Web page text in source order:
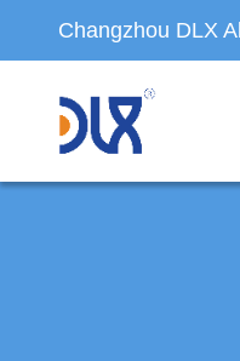
Changzhou DLX